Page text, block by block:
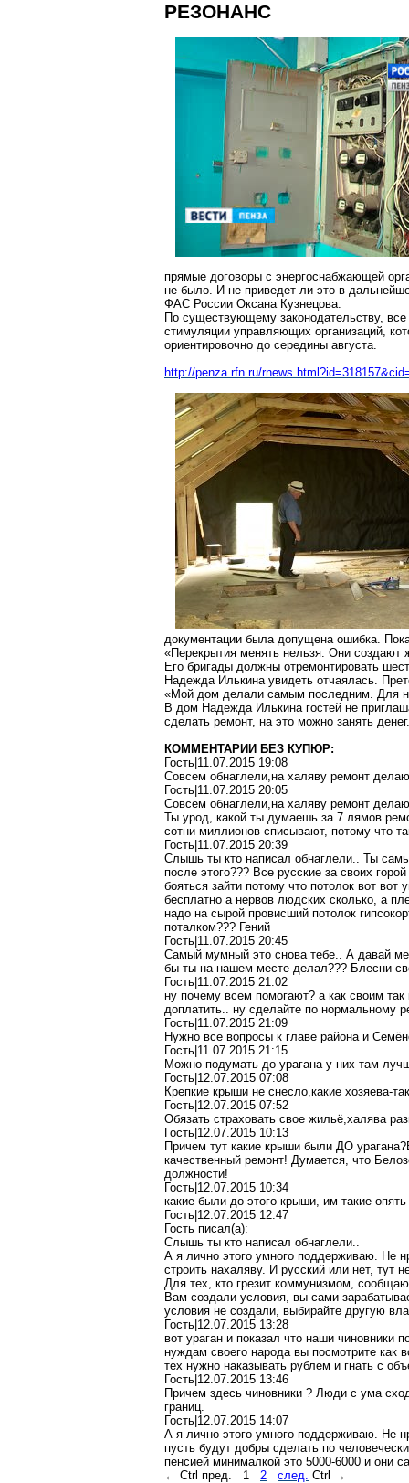
РЕЗОНАНС
прямые договоры с энергоснабжающей
не было. И не приведет ли это в
ФАС России Оксана Кузнецова.
По существующему законодательству,
стимуляции управляющих организаций,
ориентировочно до середины августа.
http://penza.rfn.ru/rnews.html?id=318
документации была допущена ошибка.
«Перекрытия менять нельзя. Они создают
Его бригады должны отремонтировать
Надежда Илькина увидеть отчаялась.
«Мой дом делали самым последним. Для
В дом Надежда Илькина гостей не
сделать ремонт, на это можно занять
КОММЕНТАРИИ БЕЗ КУПЮР:
Гость|11.07.2015 19:08
Совсем обнаглели,на халяву ремонт
Гость|11.07.2015 20:05
Совсем обнаглели,на халяву ремонт
Ты урод, какой ты думаешь за 7 лямов
сотни миллионов списывают, потому что
Гость|11.07.2015 20:39
Слышь ты кто написал обнаглели.. Ты
после этого??? Все русские за своих
бояться зайти потому что потолок вот
бесплатно а нервов людских сколько, а
надо на сырой провисший потолок
поталком??? Гений
Гость|11.07.2015 20:45
Самый мумный это снова тебе.. А давай
бы ты на нашем месте делал??? Блесни
Гость|11.07.2015 21:02
ну почему всем помогают? а как своим
доплатить.. ну сделайте по нормальному
Гость|11.07.2015 21:09
Нужно все вопросы к главе района и
Гость|11.07.2015 21:15
Можно подумать до урагана у них там
Гость|12.07.2015 07:08
Крепкие крыши не снесло,какие хозяева-
Гость|12.07.2015 07:52
Обязать страховать свое жильё,халява
Гость|12.07.2015 10:13
Причем тут какие крыши были ДО
качественный ремонт! Думается, что
должности!
Гость|12.07.2015 10:34
какие были до этого крыши, им такие
Гость|12.07.2015 12:47
Гость писал(a):
Слышь ты кто написал обнаглели..
А я лично этого умного поддерживаю. Не
строить нахаляву. И русский или нет, тут
Для тех, кто грезит коммунизмом,
Вам создали условия, вы сами
условия не создали, выбирайте другую
Гость|12.07.2015 13:28
вот ураган и показал что наши чиновники
нуждам своего народа вы посмотрите как
тех нужно наказывать рублем и гнать с
Гость|12.07.2015 13:46
Причем здесь чиновники ? Люди с ума
границ.
Гость|12.07.2015 14:07
А я лично этого умного поддерживаю. Не
пусть будут добры сделать по
пенсией минималкой это 5000-6000 и они
← Ctrl пред.
1 2 след. Ctrl →